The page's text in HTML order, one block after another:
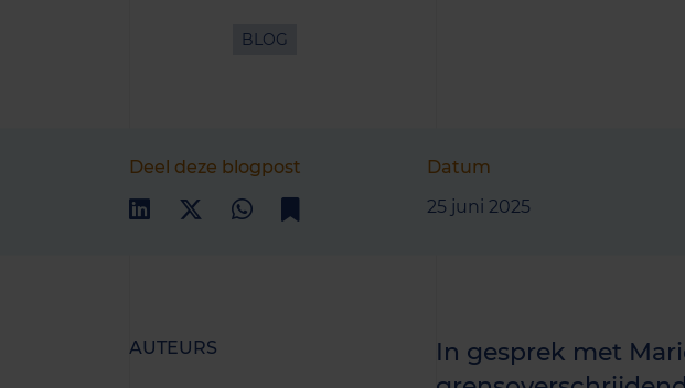
BLOG
Deel deze blogpost
Datum
25 juni 2025
AUTEURS
In gesprek met